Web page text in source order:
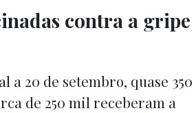
contra a gripe
a 20 de setembro, quase 350
de 250 mil receberam a